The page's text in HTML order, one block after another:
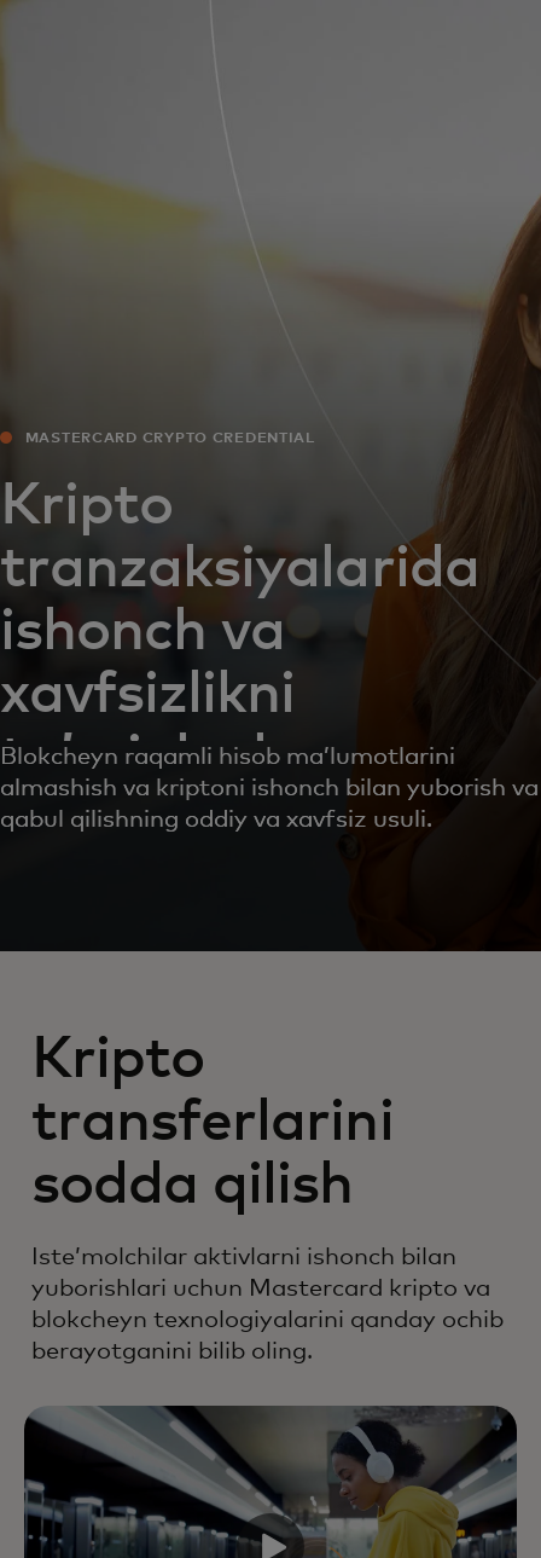
Biznes uchun
Butun dunyo uchun
Innovatorlar uchun
MASTERCARD CRYPTO CREDENTIAL
Kripto
tranzaksiyalarida
ishonch va
xavfsizlikni
taʼminlash
Blokcheyn raqamli hisob maʼlumotlarini
almashish va kriptoni ishonch bilan yuborish va
qabul qilishning oddiy va xavfsiz usuli.
Kripto
transferlarini
sodda qilish
Isteʼmolchilar aktivlarni ishonch bilan
yuborishlari uchun Mastercard kripto va
blokcheyn texnologiyalarini qanday ochib
berayotganini bilib oling.